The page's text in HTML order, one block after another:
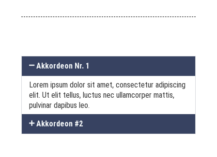
Akkordeon Nr. 1
Lorem ipsum dolor sit amet, consectetur adipiscing
elit. Ut elit tellus, luctus nec ullamcorper mattis,
pulvinar dapibus leo.
Akkordeon #2